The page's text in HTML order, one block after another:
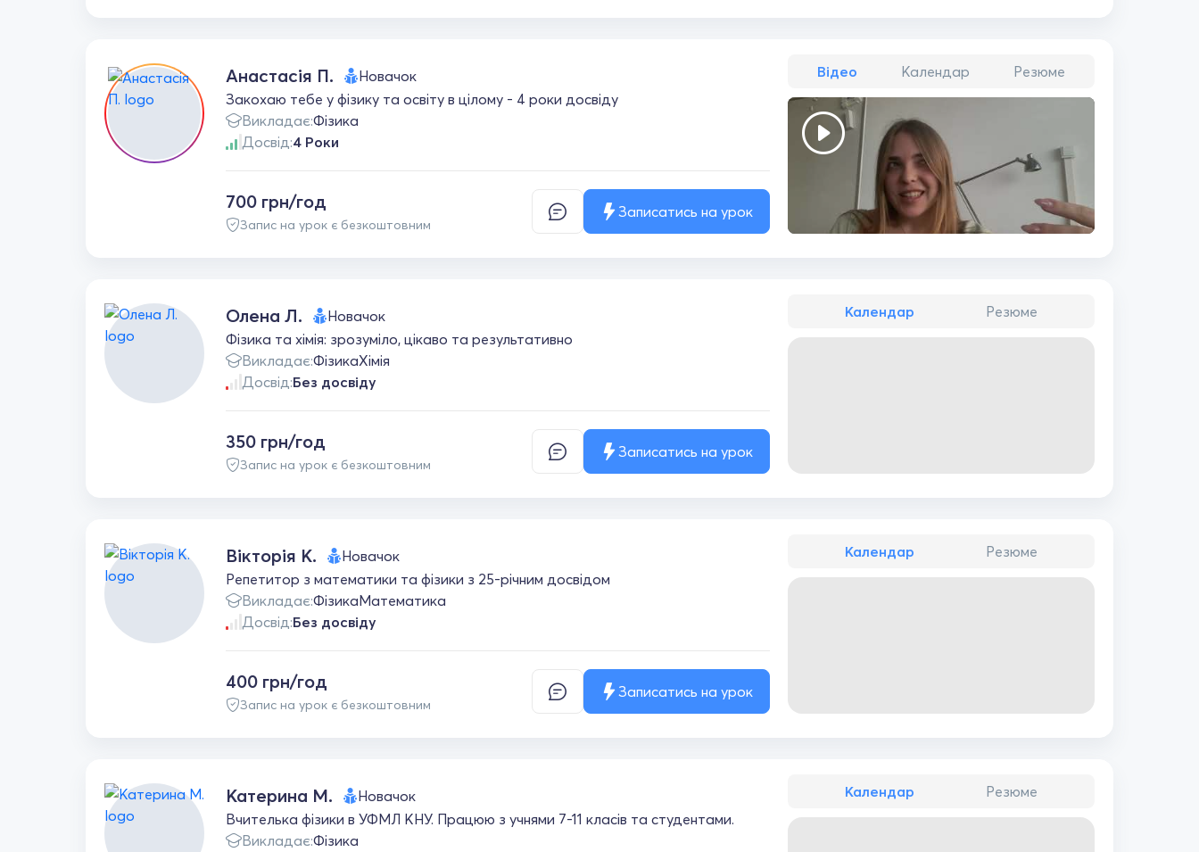
Анастасія П.
Новачок
Закохаю тебе у фізику та освіту в цілому - 4 роки досвіду
Викладає:Фізика
Досвід:4 Роки
700 грн/год
Запис на урок є безкоштовним
Записатись на урок
Відео Календар Резюме
Олена Л.
Новачок
Фізика та хімія: зрозуміло, цікаво та результативно
Викладає:ФізикаХімія
Досвід:Без досвіду
350 грн/год
Запис на урок є безкоштовним
Записатись на урок
Календар Резюме
Вікторія К.
Новачок
Репетитор з математики та фізики з 25-річним досвідом
Викладає:ФізикаМатематика
Досвід:Без досвіду
400 грн/год
Запис на урок є безкоштовним
Записатись на урок
Календар Резюме
Катерина М.
Новачок
Вчителька фізики в УФМЛ КНУ. Працюю з учнями 7-11 класів та студентами.
Викладає:Фізика
Календар Резюме